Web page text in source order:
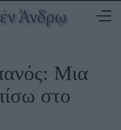
Μια
στο